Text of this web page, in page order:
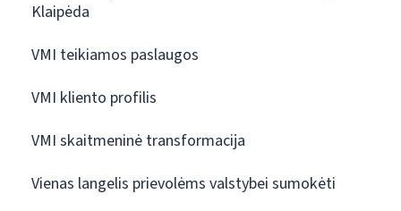
Klaipėda
VMI teikiamos paslaugos
VMI kliento profilis
VMI skaitmeninė transformacija
Vienas langelis prievolėms valstybei sumokėti